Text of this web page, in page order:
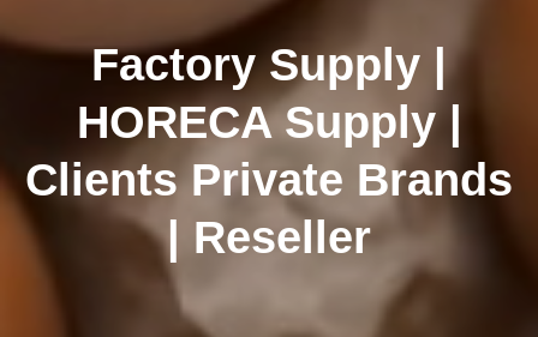
Factory Supply |
HORECA Supply |
Clients Private Brands
| Reseller